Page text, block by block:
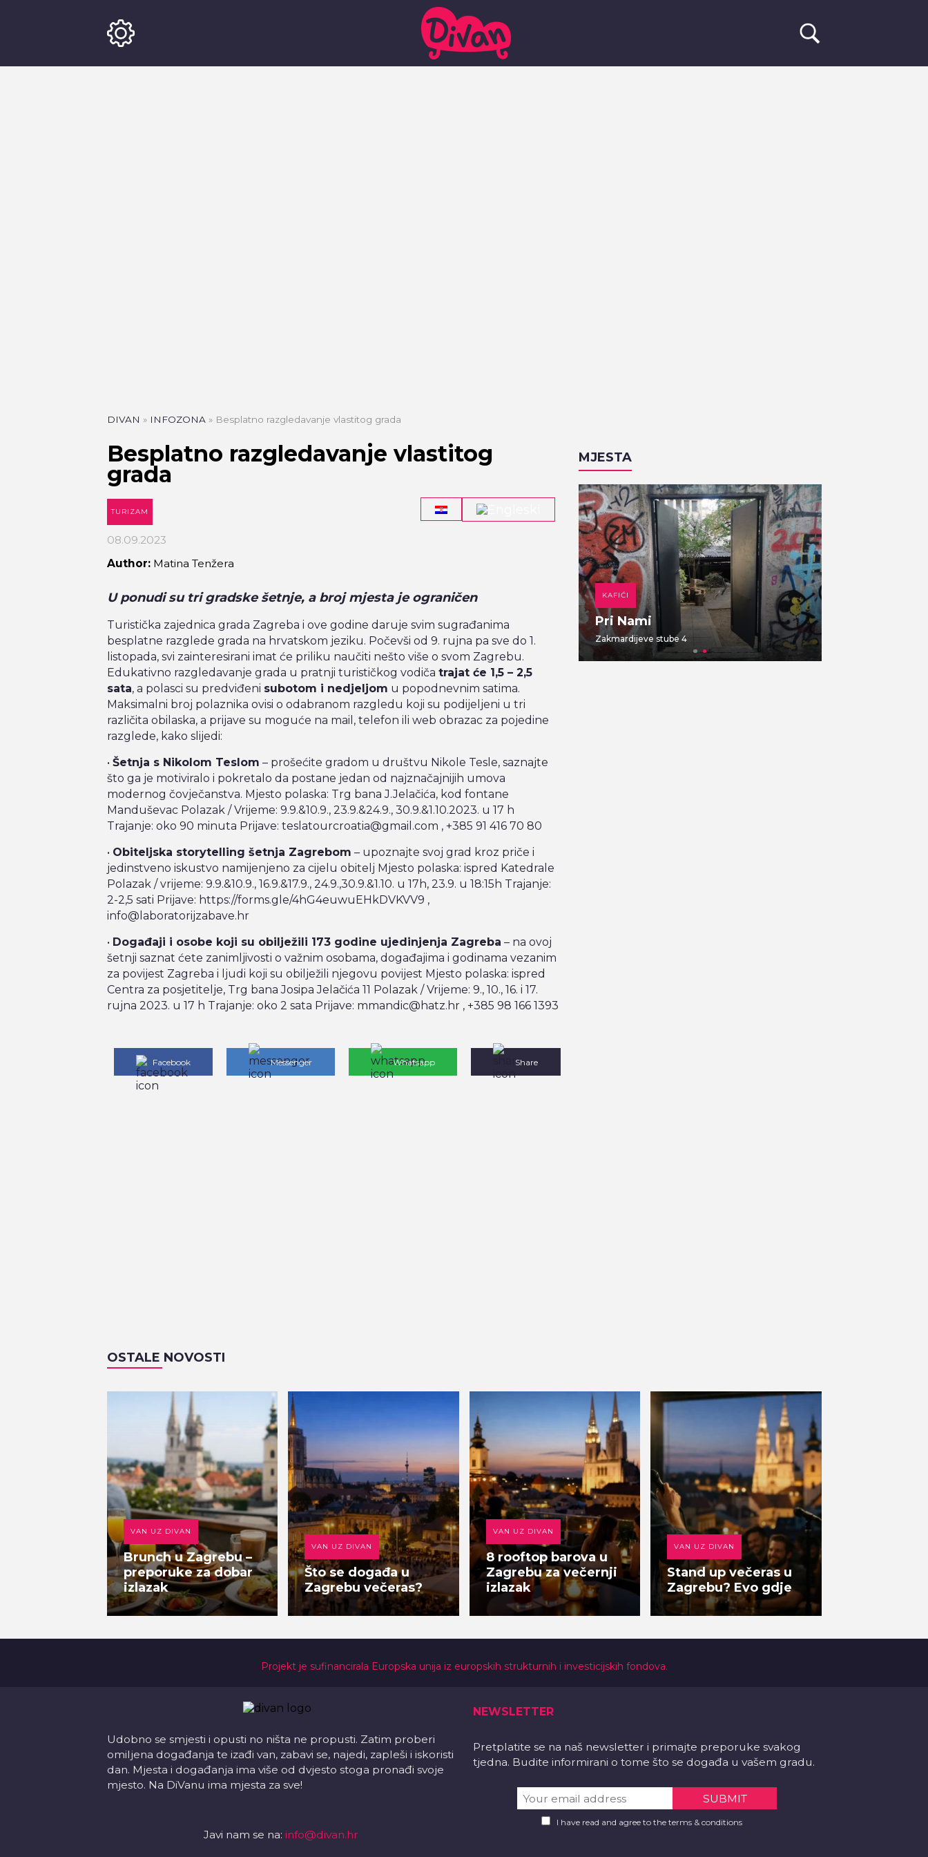
DIVAN » INFOZONA » Besplatno razgledavanje vlastitog grada
Besplatno razgledavanje vlastitog
grada
TURIZAM
08.09.2023
Author: Matina Tenžera
U ponudi su tri gradske šetnje, a broj mjesta je ograničen
Turistička zajednica grada Zagreba i ove godine daruje svim sugrađanima
besplatne razglede grada na hrvatskom jeziku. Počevši od 9. rujna pa sve do 1.
listopada, svi zainteresirani imat će priliku naučiti nešto više o svom Zagrebu.
Edukativno razgledavanje grada u pratnji turističkog vodiča trajat će 1,5 – 2,5
sata, a polasci su predviđeni subotom i nedjeljom u popodnevnim satima.
Maksimalni broj polaznika ovisi o odabranom razgledu koji su podijeljeni u tri
različita obilaska, a prijave su moguće na mail, telefon ili web obrazac za pojedine
razglede, kako slijedi:
• Šetnja s Nikolom Teslom – prošećite gradom u društvu Nikole Tesle, saznajte
što ga je motiviralo i pokretalo da postane jedan od najznačajnijih umova
modernog čovječanstva. Mjesto polaska: Trg bana J.Jelačića, kod fontane
ManduševacPolazak / Vrijeme: 9.9.&10.9., 23.9.&24.9., 30.9.&1.10.2023. u 17 h
Trajanje: oko 90 minuta Prijave: teslatourcroatia@gmail.com , +385 91 416 70 80
• Obiteljska storytelling šetnja Zagrebom – upoznajte svoj grad kroz priče i
jedinstveno iskustvo namijenjeno za cijelu obitelj Mjesto polaska: ispred Katedrale
Polazak / vrijeme: 9.9.&10.9., 16.9.&17.9., 24.9.,30.9.&1.10. u 17h, 23.9. u 18:15h Trajanje:
2-2,5 sati Prijave: https://forms.gle/4hG4euwuEHkDVKVV9 ,
info@laboratorijzabave.hr
• Događaji i osobe koji su obilježili 173 godine ujedinjenja Zagreba – na ovoj
šetnji saznat ćete zanimljivosti o važnim osobama, događajima i godinama vezanim
za povijest Zagreba i ljudi koji su obilježili njegovu povijest Mjesto polaska: ispred
Centra za posjetitelje, Trg bana Josipa Jelačića 11 Polazak / Vrijeme: 9., 10., 16. i 17.
rujna 2023. u 17 h Trajanje: oko 2 sata Prijave: mmandic@hatz.hr , +385 98 166 1393
Facebook Messenger Whatsapp Share
OSTALE NOVOSTI
VAN UZ DIVAN
Brunch u Zagrebu –
preporuke za dobar
izlazak
VAN UZ DIVAN
Što se događa u
Zagrebu večeras?
VAN UZ DIVAN
8 rooftop barova u
Zagrebu za večernji
izlazak
VAN UZ DIVAN
Stand up večeras u
Zagrebu? Evo gdje
MJESTA
KAFIĆI
Pri Nami
Zakmardijeve stube 4
DOMAĆA KUHINJA
Gajbica
Vlaška ulica 7
KAFIĆI
Pri Nami
Zakmardijeve stube 4
Projekt je sufinancirala Europska unija iz europskih strukturnih i investicijskih fondova.
Udobno se smjesti i opusti no ništa ne propusti. Zatim proberi
omiljena događanja te izađi van, zabavi se, najedi, zapleši i iskoristi
dan. Mjesta i događanja ima više od dvjesto stoga pronađi svoje
mjesto. Na DiVanu ima mjesta za sve!
Javi nam se na: info@divan.hr
NEWSLETTER
Pretplatite se na naš newsletter i primajte preporuke svakog
tjedna. Budite informirani o tome što se događa u vašem gradu.
I have read and agree to the terms & conditions